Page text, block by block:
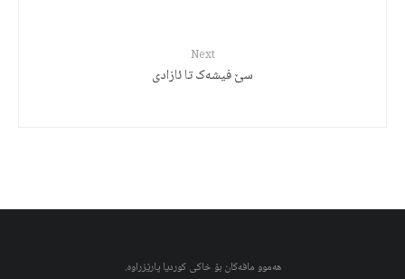
Next
سێ فیشەک تا ئازادی
هەموو مافەکان بۆ خاکی کوردیا پارێزراوە.